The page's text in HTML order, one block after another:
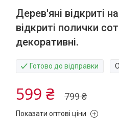
Дерев'яні відкриті
відкриті полички
декоративні.
Готово до відправки
799 ₴
599 ₴
Показати оптові ціни